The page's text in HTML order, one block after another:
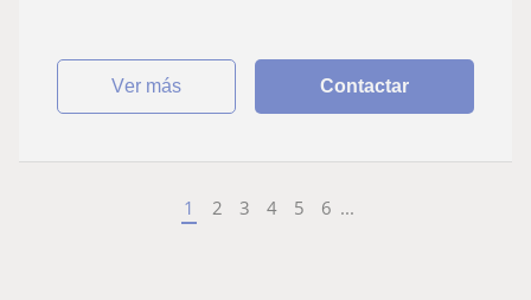
ver más Contactar
1 2 3 4 5 6 ...